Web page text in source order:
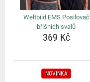
Weltbild EMS Posilovač
břišních svalů
369 Kč
NOVINKA